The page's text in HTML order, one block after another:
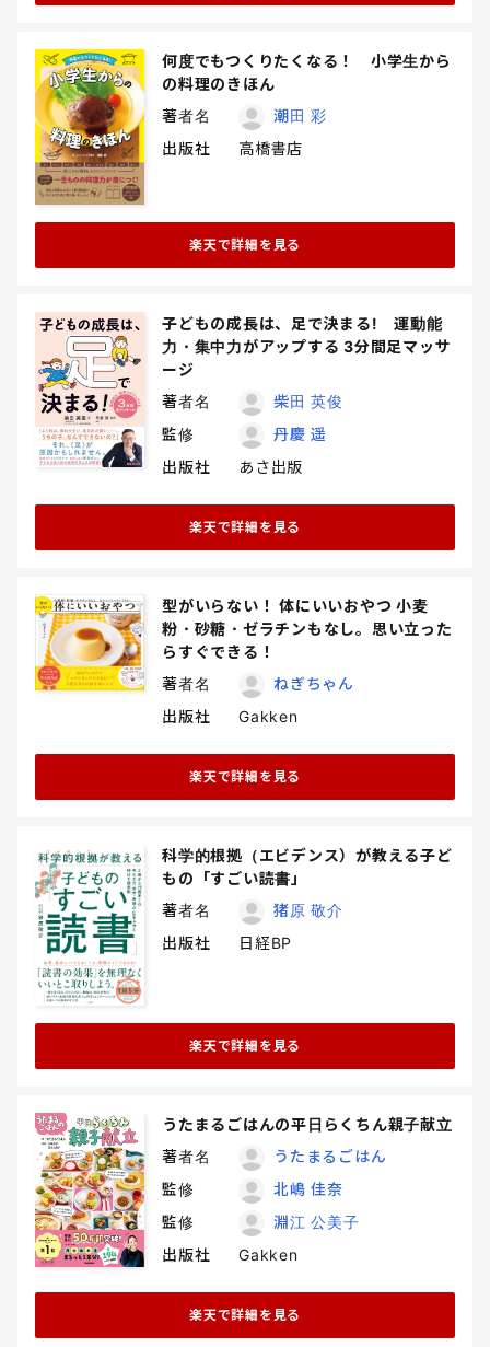
何度でもつくりたくなる！ 小学生から
の料理のきほん
著者名
潮田 彩
出版社
高橋書店
楽天で詳細を見る
子どもの成長は、足で決まる! 運動能
力・集中力がアップする 3分間足マッサ
ージ
著者名
柴田 英俊
監修
丹慶 遥
出版社
あさ出版
楽天で詳細を見る
型がいらない！ 体にいいおやつ 小麦
粉・砂糖・ゼラチンもなし。思い立った
らすぐできる！
著者名
ねぎちゃん
出版社
Gakken
楽天で詳細を見る
科学的根拠（エビデンス）が教える子ど
もの「すごい読書」
著者名
猪原 敬介
出版社
日経BP
楽天で詳細を見る
うたまるごはんの平日らくちん親子献立
著者名
うたまるごはん
監修
北嶋 佳奈
監修
淵江 公美子
出版社
Gakken
楽天で詳細を見る